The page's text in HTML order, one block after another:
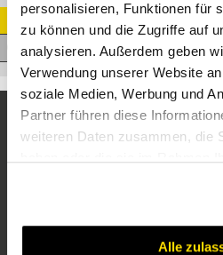
personalisieren, Funktionen für
zu können und die Zugriffe auf
analysieren. Außerdem geben
Verwendung unserer Website
soziale Medien, Werbung und
Partner führen diese
weiteren Daten zusammen, die
Alle
M.SH2XLPAKET